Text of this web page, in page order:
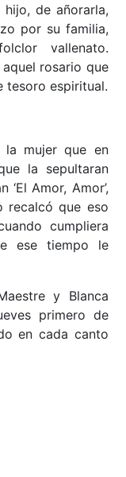
de añorarla,
por su familia,
vallenato.
rosario que
tesoro espiritual.
la mujer que en
la sepultaran
Amor, Amor’,
recalcó que eso
cumpliera
ese tiempo le
y Blanca
primero de
en cada canto